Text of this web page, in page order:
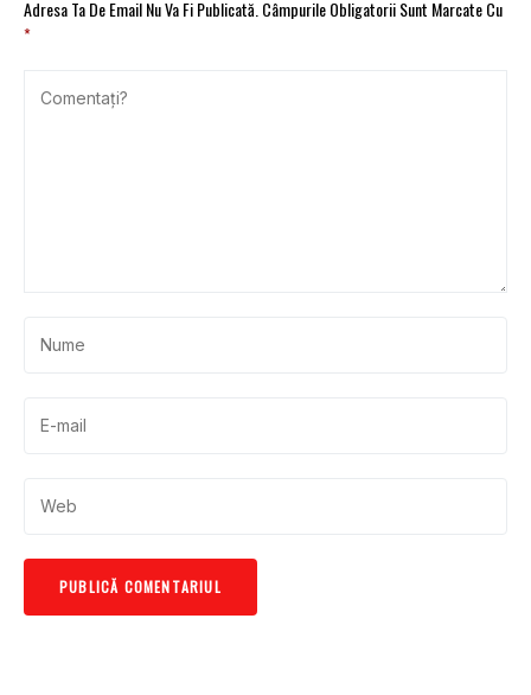
Adresa Ta De Email Nu Va Fi Publicată. Câmpurile Obligatorii Sunt Marcate Cu
*